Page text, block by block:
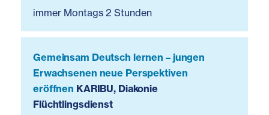
immer Montags 2 Stunden
Gemeinsam Deutsch lernen – jungen
Erwachsenen neue Perspektiven
eröffnen KARIBU, Diakonie
Flüchtlingsdienst